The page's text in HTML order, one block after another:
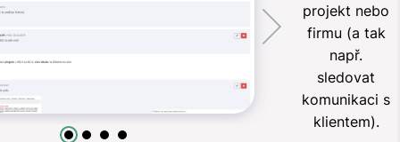
projekt nebo
firmu (a tak
např.
sledovat
komunikaci s
klientem).